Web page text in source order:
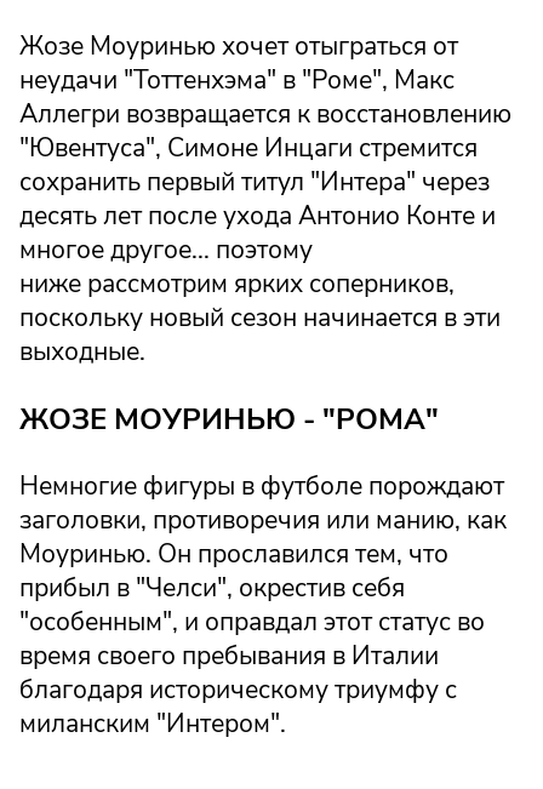
Жозе Моуринью хочет отыграться от
неудачи "Тоттенхэма" в "Роме", Макс
Аллегри возвращается к восстановлению
"Ювентуса", Симоне Инцаги стремится
сохранить первый титул "Интера" через
десять лет после ухода Антонио Конте и
многое другое... поэтому
ниже рассмотрим ярких соперников,
поскольку новый сезон начинается в эти
выходные.
ЖОЗЕ МОУРИНЬЮ - "РОМА"
Немногие фигуры в футболе порождают
заголовки, противоречия или манию, как
Моуринью. Он прославился тем, что
прибыл в "Челси", окрестив себя
"особенным", и оправдал этот статус во
время своего пребывания в Италии
благодаря историческому триумфу с
миланским "Интером".